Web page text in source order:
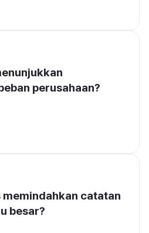
perusahaan?
memindahkan catatan
besar?